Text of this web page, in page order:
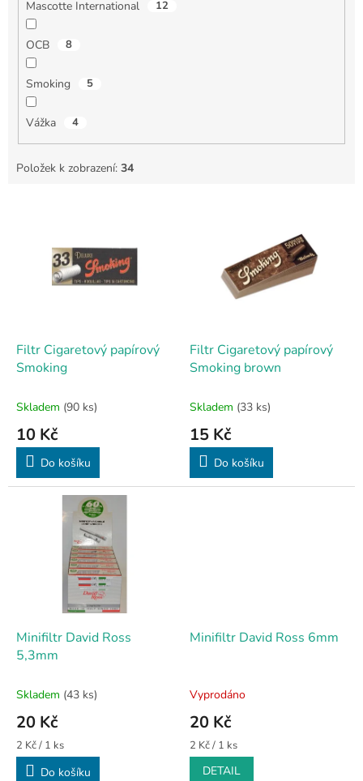
Mascotte International 12
OCB 8
Smoking 5
Vážka 4
Položek k zobrazení: 34
Filtr Cigaretový papírový
Smoking
Skladem (90 ks)
10 Kč
Do košíku
Filtr Cigaretový papírový
Smoking brown
Skladem (33 ks)
15 Kč
Do košíku
Minifiltr David Ross
5,3mm
Skladem (43 ks)
20 Kč
Měrná
cena:
2 Kč / 1 ks
Do košíku
Minifiltr David Ross 6mm
Vyprodáno
20 Kč
Měrná
cena:
2 Kč / 1 ks
DETAIL